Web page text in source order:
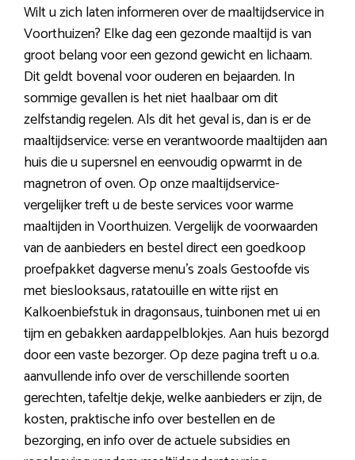
Wilt u zich laten informeren over de maaltijdservice in
Voorthuizen? Elke dag een gezonde maaltijd is van
groot belang voor een gezond gewicht en lichaam.
Dit geldt bovenal voor ouderen en bejaarden. In
sommige gevallen is het niet haalbaar om dit
zelfstandig regelen. Als dit het geval is, dan is er de
maaltijdservice: verse en verantwoorde maaltijden aan
huis die u supersnel en eenvoudig opwarmt in de
magnetron of oven. Op onze maaltijdservice-
vergelijker treft u de beste services voor warme
maaltijden in Voorthuizen. Vergelijk de voorwaarden
van de aanbieders en bestel direct een goedkoop
proefpakket dagverse menu’s zoals Gestoofde vis
met bieslooksaus, ratatouille en witte rijst en
Kalkoenbiefstuk in dragonsaus, tuinbonen met ui en
tijm en gebakken aardappelblokjes. Aan huis bezorgd
door een vaste bezorger. Op deze pagina treft u o.a.
aanvullende info over de verschillende soorten
gerechten, tafeltje dekje, welke aanbieders er zijn, de
kosten, praktische info over bestellen en de
bezorging, en info over de actuele subsidies en